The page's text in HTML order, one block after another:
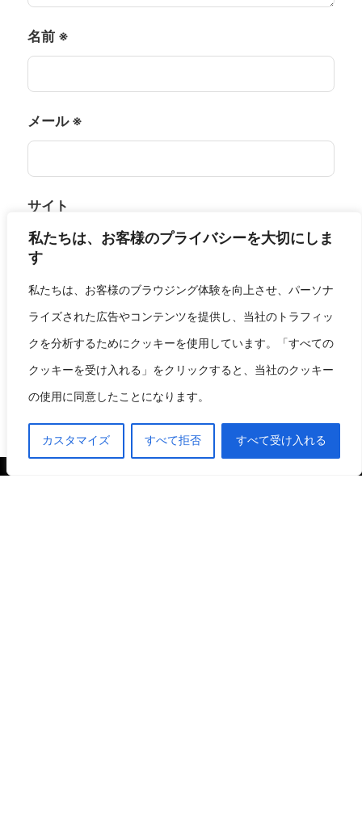
私たちは、お客様のプライバシーを大切にしま
す
私たちは、お客様のブラウジング体験を向上させ、パーソナ
ライズされた広告やコンテンツを提供し、当社のトラフィッ
クを分析するためにクッキーを使用しています。「すべての
クッキーを受け入れる」をクリックすると、当社のクッキー
の使用に同意したことになります。
カスタマイズ すべて拒否 すべて受け入れる
名前 ※
メール※
サイト
次回のコメントで使用するためブラウザーに自分
の名前、メールアドレス、サイトを保存する。